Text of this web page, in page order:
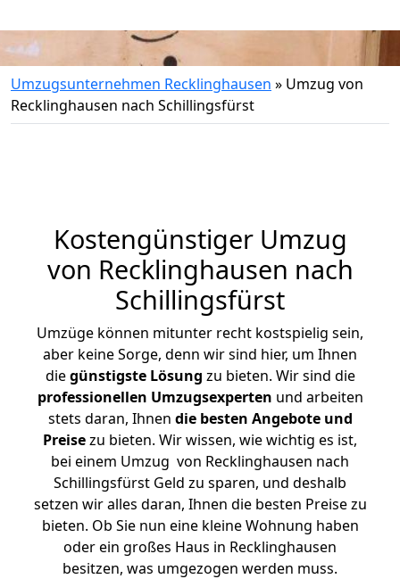
Umzugsunternehmen Recklinghausen » Umzug von
Recklinghausen nach Schillingsfürst
Kostengünstiger Umzug
von Recklinghausen nach
Schillingsfürst
Umzüge können mitunter recht kostspielig sein,
aber keine Sorge, denn wir sind hier, um Ihnen
diegünstigste Lösung zu bieten. Wir sind die
professionellen Umzugsexperten und arbeiten
stets daran, Ihnen die besten Angebote und
Preisezu bieten. Wir wissen, wie wichtig es ist,
bei einem Umzug von Recklinghausen nach
Schillingsfürst Geld zu sparen, und deshalb
setzen wir alles daran, Ihnen die besten Preise zu
bieten. Ob Sie nun eine kleine Wohnung haben
oder ein großes Haus in Recklinghausen
besitzen, was umgezogen werden muss.